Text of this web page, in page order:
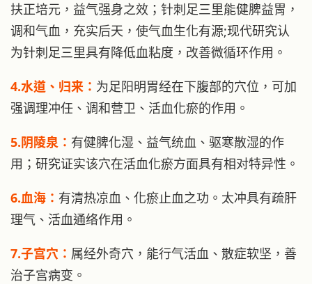
扶正培元，益气强身之效；针刺足三里能健脾益胃，
调和气血，充实后天，使气血生化有源;现代研究认
为针刺足三里具有降低血粘度，改善微循环作用。
4.水道、归来： 为足阳明胃经在下腹部的穴位，可加
强调理冲任、调和营卫、活血化瘀的作用。
5.阴陵泉： 有健脾化湿、益气统血、驱寒散湿的作
用；研究证实该穴在活血化瘀方面具有相对特异性。
6.血海： 有清热凉血、化瘀止血之功。太冲具有疏肝
理气、活血通络作用。
7.子宫穴： 属经外奇穴，能行气活血、散症软坚，善
治子宫病变。